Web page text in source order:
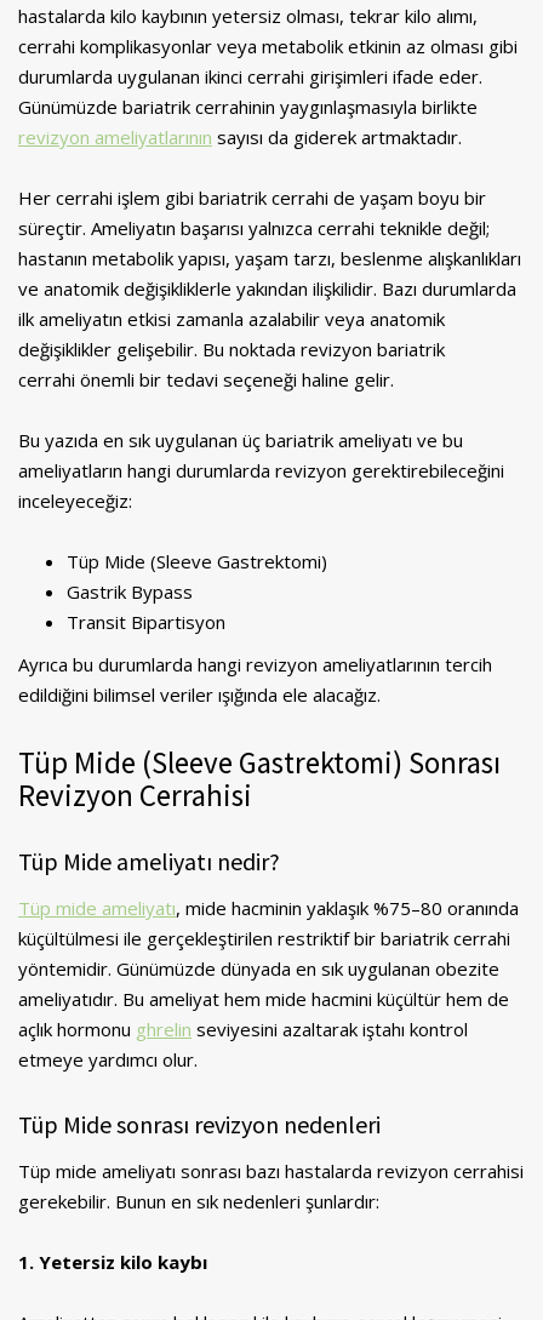
hastalarda kilo kaybının yetersiz olması, tekrar kilo alımı,
cerrahi komplikasyonlar veya metabolik etkinin az olması gibi
durumlarda uygulanan ikinci cerrahi girişimleri ifade eder.
Günümüzde bariatrik cerrahinin yaygınlaşmasıyla birlikte
revizyon ameliyatlarının sayısı da giderek artmaktadır.
Her cerrahi işlem gibi bariatrik cerrahi de yaşam boyu bir
süreçtir. Ameliyatın başarısı yalnızca cerrahi teknikle değil;
hastanın metabolik yapısı, yaşam tarzı, beslenme alışkanlıkları
ve anatomik değişikliklerle yakından ilişkilidir. Bazı durumlarda
ilk ameliyatın etkisi zamanla azalabilir veya anatomik
değişiklikler gelişebilir. Bu noktada revizyon bariatrik
cerrahi önemli bir tedavi seçeneği haline gelir.
Bu yazıda en sık uygulanan üç bariatrik ameliyatı ve bu
ameliyatların hangi durumlarda revizyon gerektirebileceğini
inceleyeceğiz:
Tüp Mide (Sleeve Gastrektomi)
Gastrik Bypass
Transit Bipartisyon
Ayrıca bu durumlarda hangi revizyon ameliyatlarının tercih
edildiğini bilimsel veriler ışığında ele alacağız.
Tüp Mide (Sleeve Gastrektomi) Sonrası
Revizyon Cerrahisi
Tüp Mide ameliyatı nedir?
Tüp mide ameliyatı, mide hacminin yaklaşık %75–80 oranında
küçültülmesi ile gerçekleştirilen restriktif bir bariatrik cerrahi
yöntemidir. Günümüzde dünyada en sık uygulanan obezite
ameliyatıdır. Bu ameliyat hem mide hacmini küçültür hem de
açlık hormonu ghrelin seviyesini azaltarak iştahı kontrol
etmeye yardımcı olur.
Tüp Mide sonrası revizyon nedenleri
Tüp mide ameliyatı sonrası bazı hastalarda revizyon cerrahisi
gerekebilir. Bunun en sık nedenleri şunlardır:
1. Yetersiz kilo kaybı